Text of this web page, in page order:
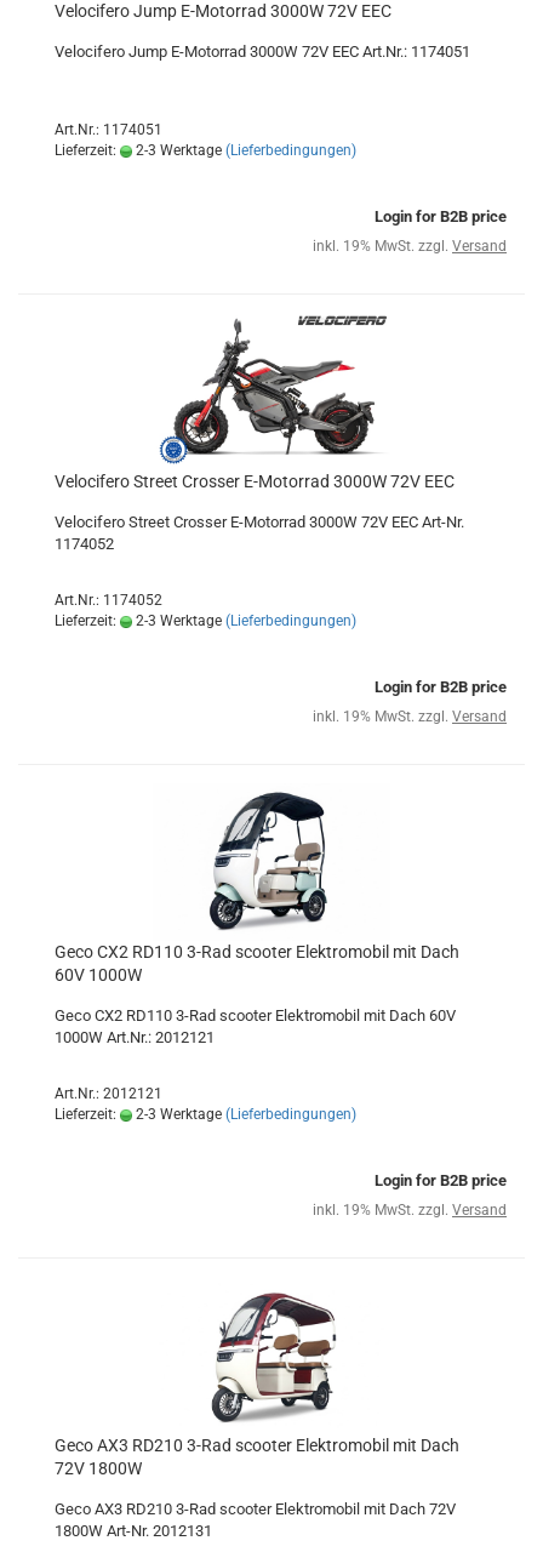
Velocifero Jump E-Motorrad 3000W 72V EEC
Velocifero Jump E-Motorrad 3000W 72V EEC Art.Nr.: 1174051
Art.Nr.: 1174051
Lieferzeit:
2-3 Werktage (Lieferbedingungen)
Login for B2B price
inkl. 19% MwSt. zzgl. Versand
Velocifero Street Crosser E-Motorrad 3000W 72V EEC
Velocifero Street Crosser E-Motorrad 3000W 72V EEC Art-Nr.
1174052
Art.Nr.: 1174052
Lieferzeit:
2-3 Werktage (Lieferbedingungen)
Login for B2B price
inkl. 19% MwSt. zzgl. Versand
Geco CX2 RD110 3-Rad scooter Elektromobil mit Dach
60V 1000W
Geco CX2 RD110 3-Rad scooter Elektromobil mit Dach 60V
1000W Art.Nr.: 2012121
Art.Nr.: 2012121
Lieferzeit:
2-3 Werktage (Lieferbedingungen)
Login for B2B price
inkl. 19% MwSt. zzgl. Versand
Geco AX3 RD210 3-Rad scooter Elektromobil mit Dach
72V 1800W
Geco AX3 RD210 3-Rad scooter Elektromobil mit Dach 72V
1800W Art-Nr. 2012131